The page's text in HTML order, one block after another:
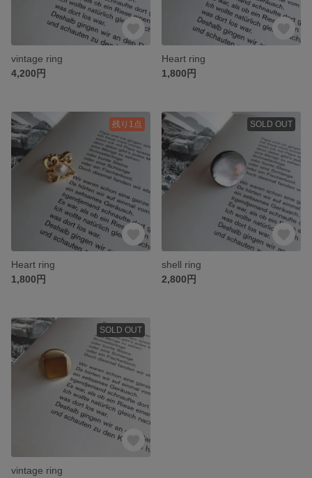
vintage ring
4,200円
Heart ring
1,800円
残り1点
Heart ring
1,800円
SOLD OUT
shell ring
2,800円
SOLD OUT
vintage ring